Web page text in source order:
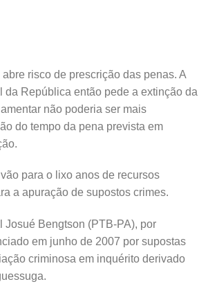
risco de prescrição das penas. A
da República então pede a extinção da
não poderia ser mais
do tempo da pena prevista em
para o lixo anos de recursos
a apuração de supostos crimes.
Josué Bengtson (PTB-PA), por
em junho de 2007 por supostas
criminosa em inquérito derivado